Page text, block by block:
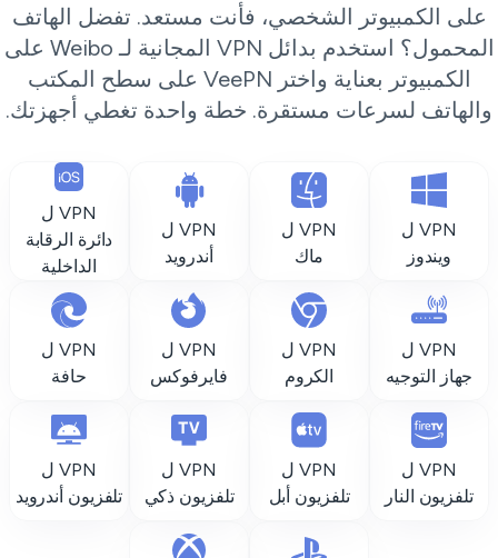
على الكمبيوتر الشخصي، فأنت مستعد. تفضل الهاتف
المحمول؟ استخدم بدائل VPN المجانية لـ Weibo على
الكمبيوتر بعناية واختر VeePN على سطح المكتب
لسرعات مستقرة. خطة واحدة تغطي أجهزتك.
VPN ل
ويندوز
VPN ل
ماك
VPN ل
أندرويد
VPN ل
دائرة الرقابة
الداخلية
VPN ل
جهاز التوجيه
VPN ل
الكروم
VPN ل
فايرفوكس
VPN ل
حافة
VPN ل
تلفزيون النار
VPN ل
تلفزيون أبل
VPN ل
تلفزيون ذكي
VPN ل
تلفزيون أندرويد